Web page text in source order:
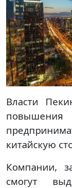
Власти
китайскую
Компании,
смогут